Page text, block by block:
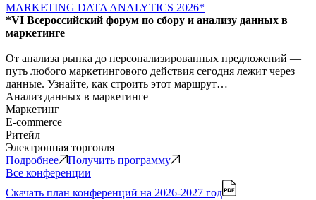
MARKETING DATA ANALYTICS 2026*
*VI Всероссийский форум по сбору и анализу данных в
маркетинге
От анализа рынка до персонализированных предложений —
путь любого маркетингового действия сегодня лежит через
данные. Узнайте, как строить этот маршрут…
Анализ данных в маркетинге
Маркетинг
E-commerce
Ритейл
Электронная торговля
Подробнее
Получить программу
Все конференции
Скачать план конференций на 2026-2027 год